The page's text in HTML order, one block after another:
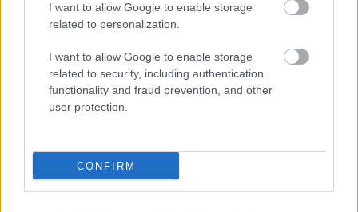
I want to allow Google to enable storage
related to personalization.
I want to allow Google to enable storage
related to security, including authentication
functionality and fraud prevention, and other
user protection.
CONFIRM